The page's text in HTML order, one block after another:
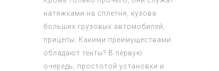
натяжками на сплетня, кузова
больших грузовых автомобилей,
прицепы. Какими преимуществами
обладают тенты? В первую
очередь, простотой установки и